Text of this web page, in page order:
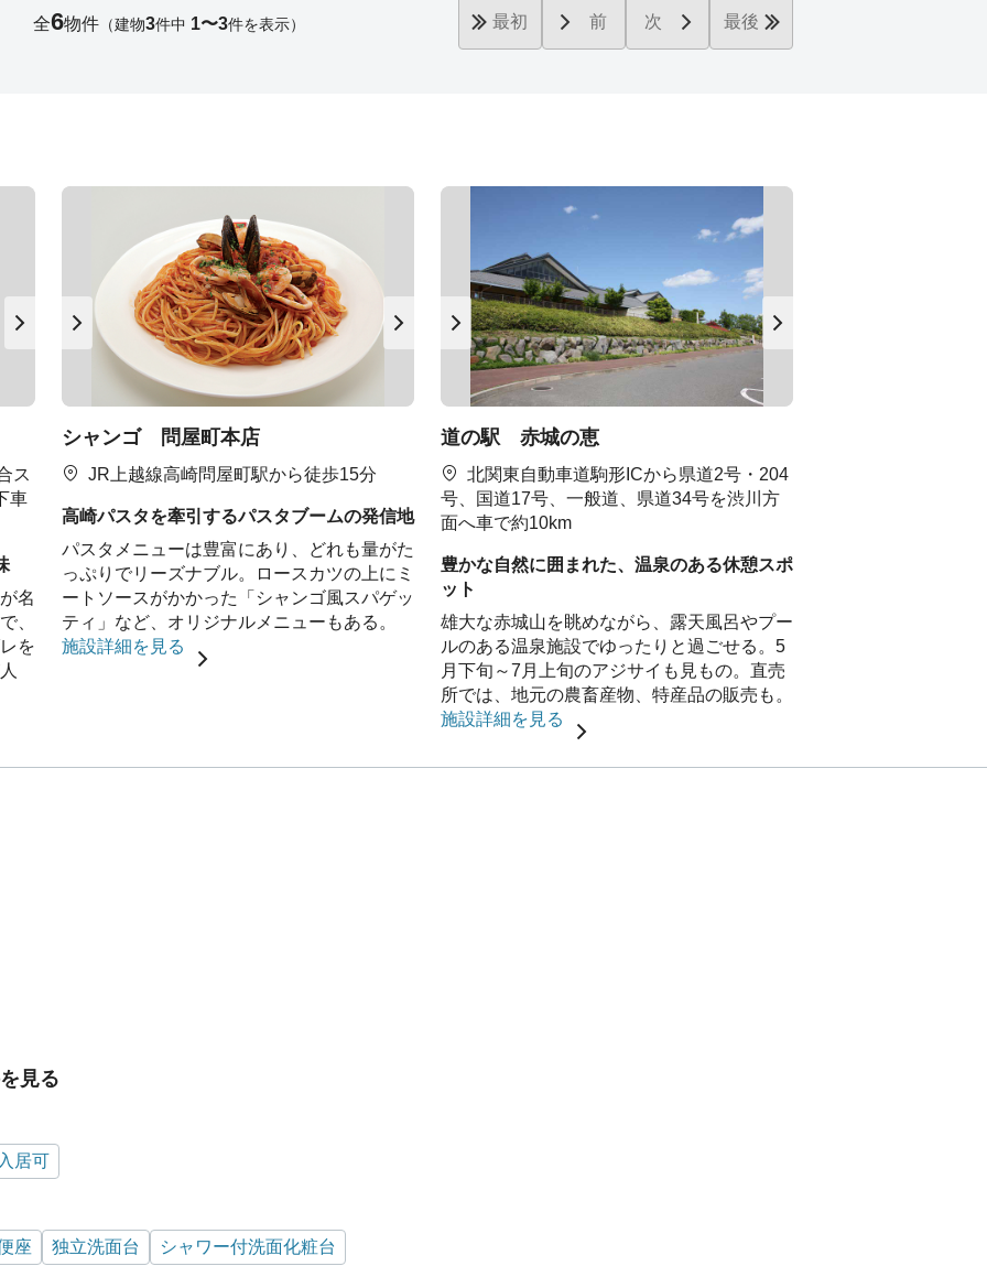
全6物件 （建物3件中 1〜3件を表示） 最初 前 次 最後
ス
車
名
、
を
シャンゴ 問屋町本店
JR上越線高崎問屋町駅から徒歩15分
高崎パスタを牽引するパスタブームの発信地
パスタメニューは豊富にあり、どれも量がた
っぷりでリーズナブル。ロースカツの上にミ
ートソースがかかった「シャンゴ風スパゲッ
ティ」など、オリジナルメニューもある。
施設詳細を見る
道の駅 赤城の恵
北関東自動車道駒形ICから県道2号・204
号、国道17号、一般道、県道34号を渋川方
面へ車で約10km
豊かな自然に囲まれた、温泉のある休憩スポ
ット
雄大な赤城山を眺めながら、露天風呂やプー
ルのある温泉施設でゆったりと過ごせる。5
月下旬～7月上旬のアジサイも見もの。直売
所では、地元の農畜産物、特産品の販売も。
施設詳細を見る
見る
居可
座 独立洗面台 シャワー付洗面化粧台